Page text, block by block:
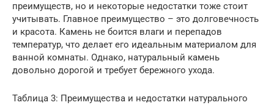
преимуществ, но и некоторые недостатки тоже стоит
учитывать. Главное преимущество – это долговечность
и красота. Камень не боится влаги и перепадов
температур, что делает его идеальным материалом для
ванной комнаты. Однако, натуральный камень
довольно дорогой и требует бережного ухода.
Таблица 3: Преимущества и недостатки натурального